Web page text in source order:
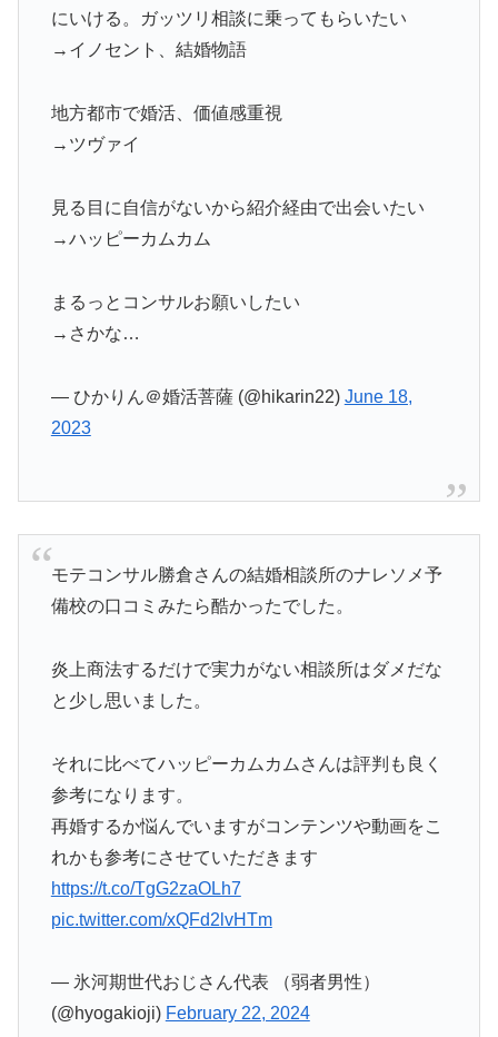
にいける。ガッツリ相談に乗ってもらいたい
→イノセント、結婚物語
地方都市で婚活、価値感重視
→ツヴァイ
見る目に自信がないから紹介経由で出会いたい
→ハッピーカムカム
まるっとコンサルお願いしたい
→さかな…
— ひかりん＠婚活菩薩 (@hikarin22) June 18,
2023
モテコンサル勝倉さんの結婚相談所のナレソメ予
備校の口コミみたら酷かったでした。
炎上商法するだけで実力がない相談所はダメだな
と少し思いました。
それに比べてハッピーカムカムさんは評判も良く
参考になります。
再婚するか悩んでいますがコンテンツや動画をこ
れかも参考にさせていただきます
https://t.co/TgG2zaOLh7
pic.twitter.com/xQFd2lvHTm
— 氷河期世代おじさん代表 （弱者男性）
(@hyogakioji) February 22, 2024